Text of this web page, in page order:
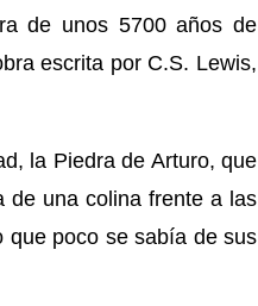
de unos 5700 años de
escrita por C.S. Lewis,
la Piedra de Arturo, que
de una colina frente a las
que poco se sabía de sus